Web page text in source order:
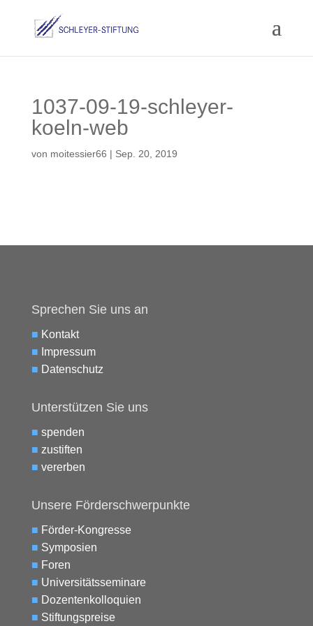
1037-09-19-schleyer-
koeln-web
von moitessier66 | Sep. 20, 2019
Sprechen Sie uns an
■ Kontakt
■ Impressum
■ Datenschutz
Unterstützen Sie uns
■ spenden
■ zustiften
■ vererben
Unsere Förderschwerpunkte
■ Förder-Kongresse
■ Symposien
■ Foren
■ Universitätsseminare
■ Dozentenkolloquien
■ Stiftungspreise